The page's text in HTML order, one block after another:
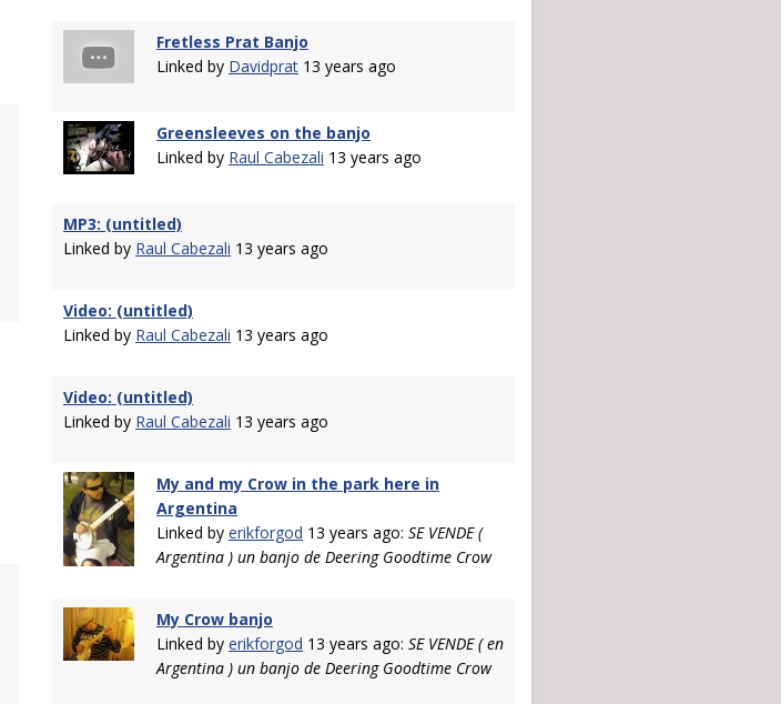
Fretless Prat Banjo
Linked by Davidprat 13 years ago
Greensleeves on the banjo
Linked by Raul Cabezali 13 years ago
MP3: (untitled)
Linked by Raul Cabezali 13 years ago
Video: (untitled)
Linked by Raul Cabezali 13 years ago
Video: (untitled)
Linked by Raul Cabezali 13 years ago
My and my Crow in the park here in
Argentina
Linked by erikforgod 13 years ago: SE VENDE (
Argentina ) un banjo de Deering Goodtime Crow
My Crow banjo
Linked by erikforgod 13 years ago: SE VENDE ( en
Argentina ) un banjo de Deering Goodtime Crow